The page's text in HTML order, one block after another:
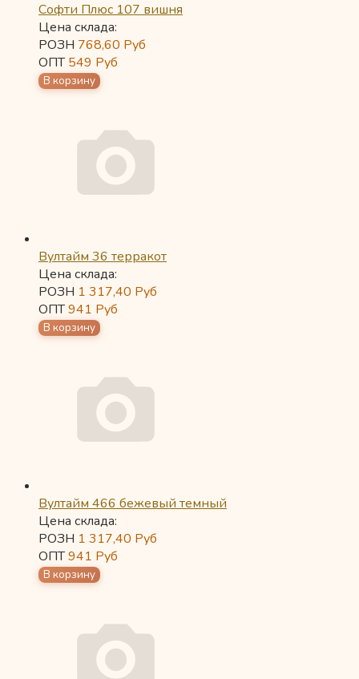
Софти Плюс 107 вишня
Цена склада:
РОЗН 768,60 Руб
ОПТ549 Руб
Вултайм 36 терракот
Цена склада:
РОЗН 1 317,40 Руб
ОПТ941 Руб
Вултайм 466 бежевый темный
Цена склада:
РОЗН 1 317,40 Руб
ОПТ941 Руб